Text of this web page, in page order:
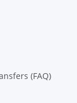
(FAQ)